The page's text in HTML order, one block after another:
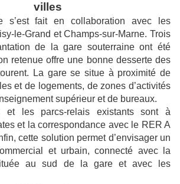
villes
s’est fait en collaboration avec les
le-Grand et Champs-sur-Marne. Trois
de la gare souterraine ont été
retenue offre une bonne desserte des
La gare se situe à proximité de
et de logements, de zones d’activités
supérieur et de bureaux.
et les parcs-relais existants sont à
et la correspondance avec le RER A
cette solution permet d’envisager un
et urbain, connecté avec la
au sud de la gare et avec les